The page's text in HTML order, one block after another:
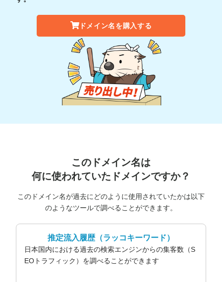
ドメイン名を購入する
このドメイン名は
何に使われていたドメインですか？
このドメイン名が過去にどのように使用されていたかは以下
のようなツールで調べることができます。
推定流入履歴（ラッコキーワード）
日本国内における過去の検索エンジンからの集客数（S
EOトラフィック）を調べることができます